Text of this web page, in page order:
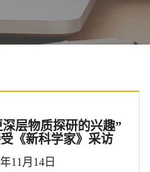
层物质探研的兴趣”
《新科学家》采访
11月14日